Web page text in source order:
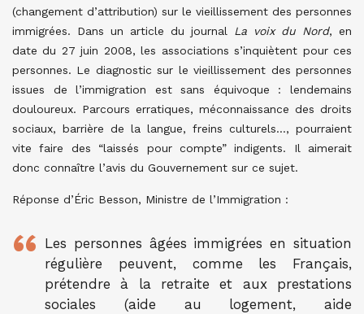
(changement d’attribution) sur le vieillissement des personnes
immigrées. Dans un article du journal La voix du Nord, en
date du 27 juin 2008, les associations s’inquiètent pour ces
personnes. Le diagnostic sur le vieillissement des personnes
issues de l’immigration est sans équivoque : lendemains
douloureux. Parcours erratiques, méconnaissance des droits
sociaux, barrière de la langue, freins culturels…, pourraient
vite faire des “laissés pour compte” indigents. Il aimerait
donc connaître l’avis du Gouvernement sur ce sujet.
Réponse d’Éric Besson, Ministre de l’Immigration :
Les personnes âgées immigrées en situation
régulière peuvent, comme les Français,
prétendre à la retraite et aux prestations
sociales (aide au logement, aide